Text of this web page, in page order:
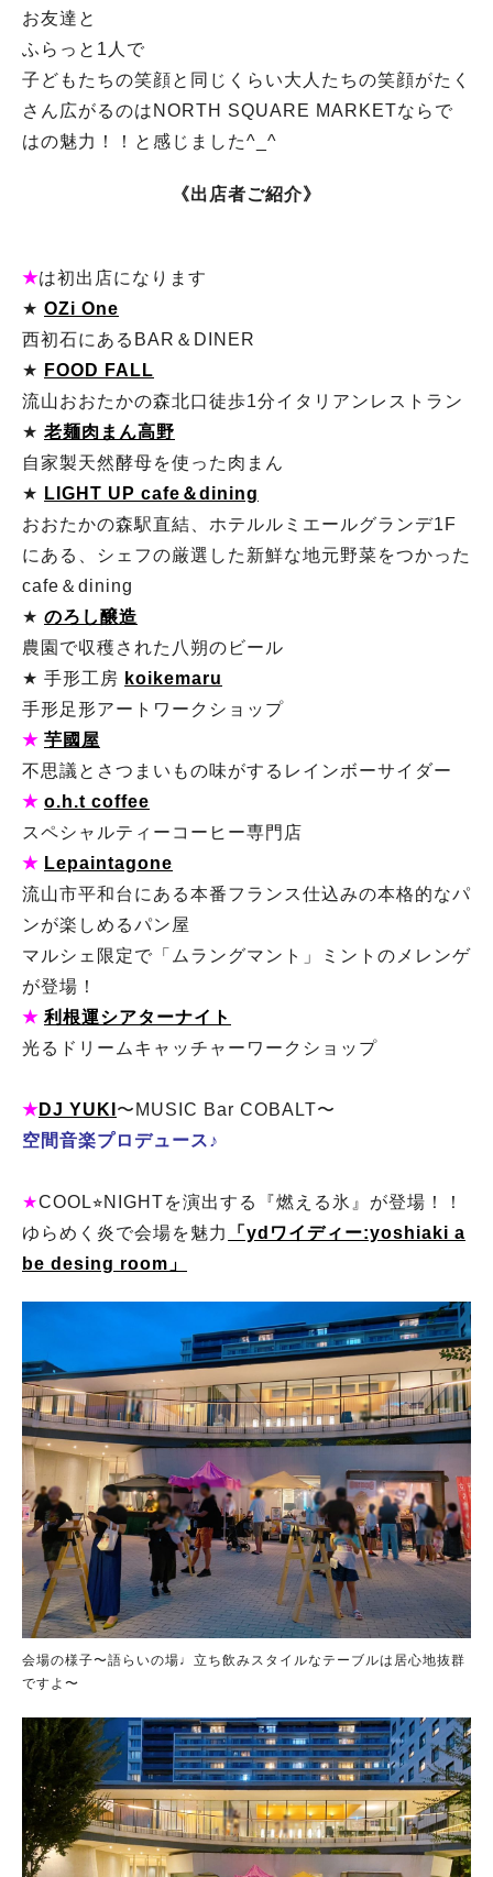
お友達と
ふらっと1人で
子どもたちの笑顔と同じくらい大人たちの笑顔がたく
さん広がるのはNORTH SQUARE MARKETならで
はの魅力！！と感じました^_^
《出店者ご紹介》
★は初出店になります
★ OZi One
西初石にあるBAR＆DINER
★ FOOD FALL
流山おおたかの森北口徒歩1分イタリアンレストラン
★ 老麺肉まん高野
自家製天然酵母を使った肉まん
★ LIGHT UP cafe＆dining
おおたかの森駅直結、ホテルルミエールグランデ1F
にある、シェフの厳選した新鮮な地元野菜をつかった
cafe＆dining
★ のろし醸造
農園で収穫された八朔のビール
★ 手形工房 koikemaru
手形足形アートワークショップ
★ 芋國屋
不思議とさつまいもの味がするレインボーサイダー
★ o.h.t coffee
スペシャルティーコーヒー専門店
★ Lepaintagone
流山市平和台にある本番フランス仕込みの本格的なパ
ンが楽しめるパン屋
マルシェ限定で「ムラングマント」ミントのメレンゲ
が登場！
★ 利根運シアターナイト
光るドリームキャッチャーワークショップ
★DJ YUKI 〜MUSIC Bar COBALT〜
空間音楽プロデュース♪
★COOL⭐︎NIGHTを演出する『燃える氷』が登場！！
ゆらめく炎で会場を魅力
「ydワイディー:yoshiaki a
be desing room」
会場の様子〜語らいの場♩立ち飲みスタイルなテーブルは居心地抜群
ですよ〜